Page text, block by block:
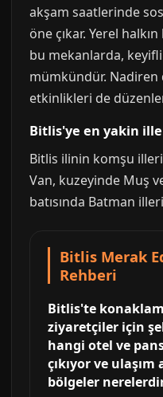
akşam saatlerinde
öne çıkar. Yerel
bu mekanlarda,
mümkündür. Nadiren
etkinlikleri de
Bitlis'ye en yakin
Bitlis ilinin komşu
Van, kuzeyinde Muş
batısında Batman
Bitlis Merak
Rehberi
Bitlis'te
ziyaretçiler için
hangi otel ve
çıkıyor ve ulaşım
bölgeler